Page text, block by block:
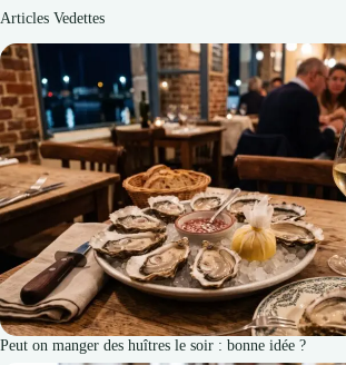
Articles Vedettes
Peut on manger des huîtres le soir : bonne idée ?